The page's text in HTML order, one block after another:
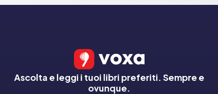
Ascolta e leggi i tuoi libri preferiti. Sempre e
ovunque.